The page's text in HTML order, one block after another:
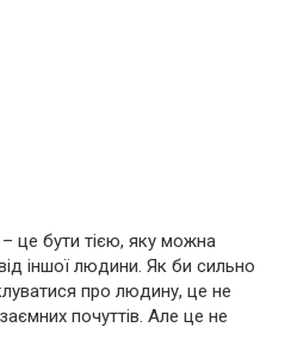
це бути тією, яку можна
іншої людини. Як би сильно
про людину, це не
почуттів. Але це не